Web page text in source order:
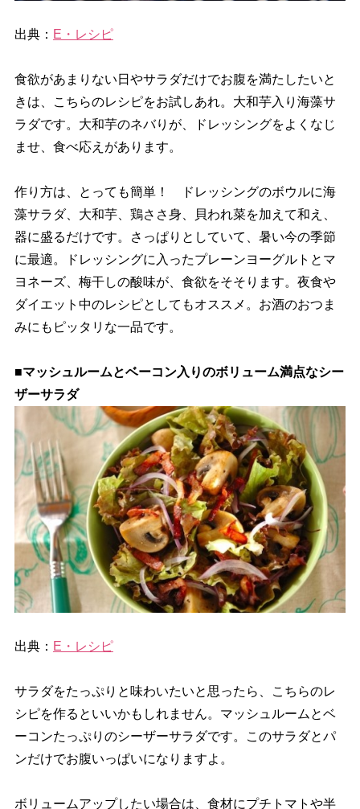
出典： E・レシピ
食欲があまりない日やサラダだけでお腹を満たしたいと
きは、こちらのレシピをお試しあれ。大和芋入り海藻サ
ラダです。大和芋のネバりが、ドレッシングをよくなじ
ませ、食べ応えがあります。
作り方は、とっても簡単！ ドレッシングのボウルに海
藻サラダ、大和芋、鶏ささ身、貝われ菜を加えて和え、
器に盛るだけです。さっぱりとしていて、暑い今の季節
に最適。ドレッシングに入ったプレーンヨーグルトとマ
ヨネーズ、梅干しの酸味が、食欲をそそります。夜食
ダイエット中のレシピとしてもオススメ。お酒のおつま
みにもピッタリな一品です。
■マッシュルームとベーコン入りのボリューム満点なシー
ザーサラダ
出典： E・レシピ
サラダをたっぷりと味わいたいと思ったら、こちらのレ
シピを作るといいかもしれません。マッシュルームとベ
ーコンたっぷりのシーザーサラダです。このサラダとパ
ンだけでお腹いっぱいになりますよ。
ボリュームアップしたい場合は、食材にプチトマトや半